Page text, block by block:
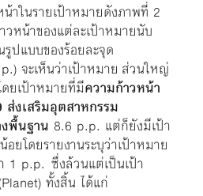
าในรายเป้าหมายดังภาพที่ 2
หน้าของแต่ละเป้าหมายนับ
ปแบบของร้อยละจุด
จะเห็นว่าเป้าหมาย ส่วนใหญ่
ดยเป้าหมายที่มีความก้าวหน้า
งเสริมอุตสาหกรรม
พื้นฐาน 8.6 p.p. แต่ก็ยังมีเป้า
ยโดยรายงานระบุว่าเป้าหมาย
1 p.p. ซึ่งล้วนแต่เป็นเป้า
ทั้งสิ้น ได้แก่